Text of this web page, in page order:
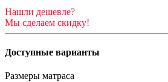
Нашли дешевле?
Мы сделаем скидку!
Доступные варианты
Размеры матраса